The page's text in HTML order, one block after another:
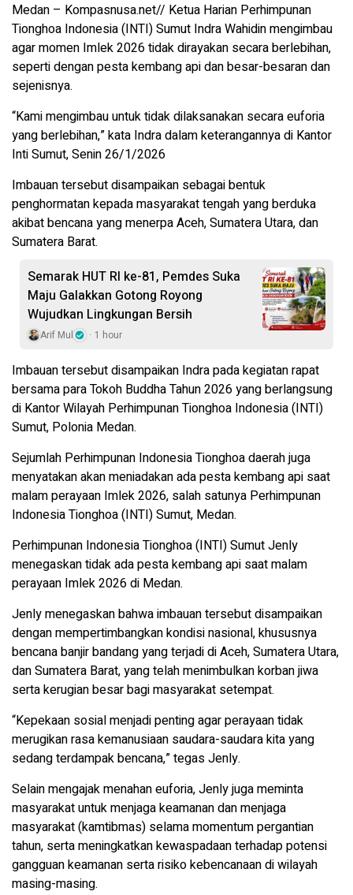
Medan – Kompasnusa.net// Ketua Harian Perhimpunan
Tionghoa Indonesia (INTI) Sumut Indra Wahidin mengimbau
agar momen Imlek 2026 tidak dirayakan secara berlebihan,
seperti dengan pesta kembang api dan besar-besaran dan
sejenisnya.
“Kami mengimbau untuk tidak dilaksanakan secara euforia
yang berlebihan,” kata Indra dalam keterangannya di Kantor
Inti Sumut, Senin 26/1/2026
Imbauan tersebut disampaikan sebagai bentuk
penghormatan kepada masyarakat tengah yang berduka
akibat bencana yang menerpa Aceh, Sumatera Utara, dan
Sumatera Barat.
Semarak HUT RI ke-81, Pemdes Suka
Maju Galakkan Gotong Royong
Wujudkan Lingkungan Bersih
Arif Mul 1 hour
Imbauan tersebut disampaikan Indra pada kegiatan rapat
bersama para Tokoh Buddha Tahun 2026 yang berlangsung
di Kantor Wilayah Perhimpunan Tionghoa Indonesia (INTI)
Sumut, Polonia Medan.
Sejumlah Perhimpunan Indonesia Tionghoa daerah juga
menyatakan akan meniadakan ada pesta kembang api saat
malam perayaan Imlek 2026, salah satunya Perhimpunan
Indonesia Tionghoa (INTI) Sumut, Medan.
Perhimpunan Indonesia Tionghoa (INTI) Sumut Jenly
menegaskan tidak ada pesta kembang api saat malam
perayaan Imlek 2026 di Medan.
Jenly menegaskan bahwa imbauan tersebut disampaikan
dengan mempertimbangkan kondisi nasional, khususnya
bencana banjir bandang yang terjadi di Aceh, Sumatera Utara,
dan Sumatera Barat, yang telah menimbulkan korban jiwa
serta kerugian besar bagi masyarakat setempat.
“Kepekaan sosial menjadi penting agar perayaan tidak
merugikan rasa kemanusiaan saudara-saudara kita yang
sedang terdampak bencana,” tegas Jenly.
Selain mengajak menahan euforia, Jenly juga meminta
masyarakat untuk menjaga keamanan dan menjaga
masyarakat (kamtibmas) selama momentum pergantian
tahun, serta meningkatkan kewaspadaan terhadap potensi
gangguan keamanan serta risiko kebencanaan di wilayah
masing-masing.